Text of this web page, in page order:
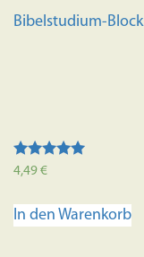
Bibelstudium-Block
Bewertet
von 5
4,49€
In den Warenkorb